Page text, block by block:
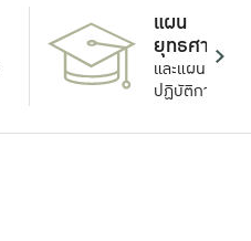
แผน
ยุทธศาสตร์
และแผน
ปฏิบัติการ